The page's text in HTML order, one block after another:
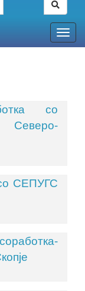
со
Северо-
СЕПУГС